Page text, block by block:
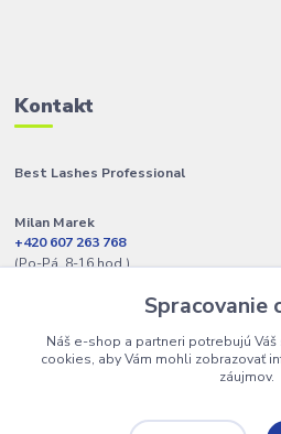
Kontakt
Best Lashes Professional
Milan Marek
+420 607 263 768
(Po-Pá, 8-16 hod.)
info@best-lashes.skSpracovanie
Náš e-shop a partneri potrebujú Váš
cookies, aby Vám mohli zobrazovať
záujmov.